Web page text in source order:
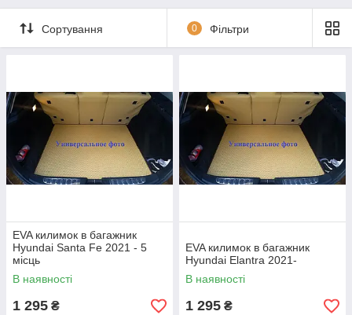
Сортування 0 Фільтри
EVA килимок в багажник
Hyundai Santa Fe 2021 - 5
місць
В наявності
1 295 ₴
EVA килимок в багажник
Hyundai Elantra 2021-
В наявності
1 295 ₴